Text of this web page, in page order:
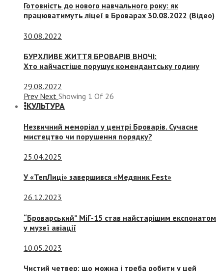
Готовність до нового навчального року: як
працюватимуть ліцеї в Броварах 30.08.2022 (Відео)
30.08.2022
БУРХЛИВЕ ЖИТТЯ БРОВАРІВ ВНОЧІ:
Хто найчастіше порушує комендантську годину
29.08.2022
Prev Next Showing 1 Of 26
КУЛЬТУРА
Незвичний меморіал у центрі Броварів. Сучасне
мистецтво чи порушення порядку?
25.04.2025
У «ТепЛиці» завершився «Медяник Fest»
26.12.2023
“Броварський” МіГ-15 став найстарішим експонатом
у музеї авіації
10.05.2023
Чистий четвер: що можна і треба робити у цей